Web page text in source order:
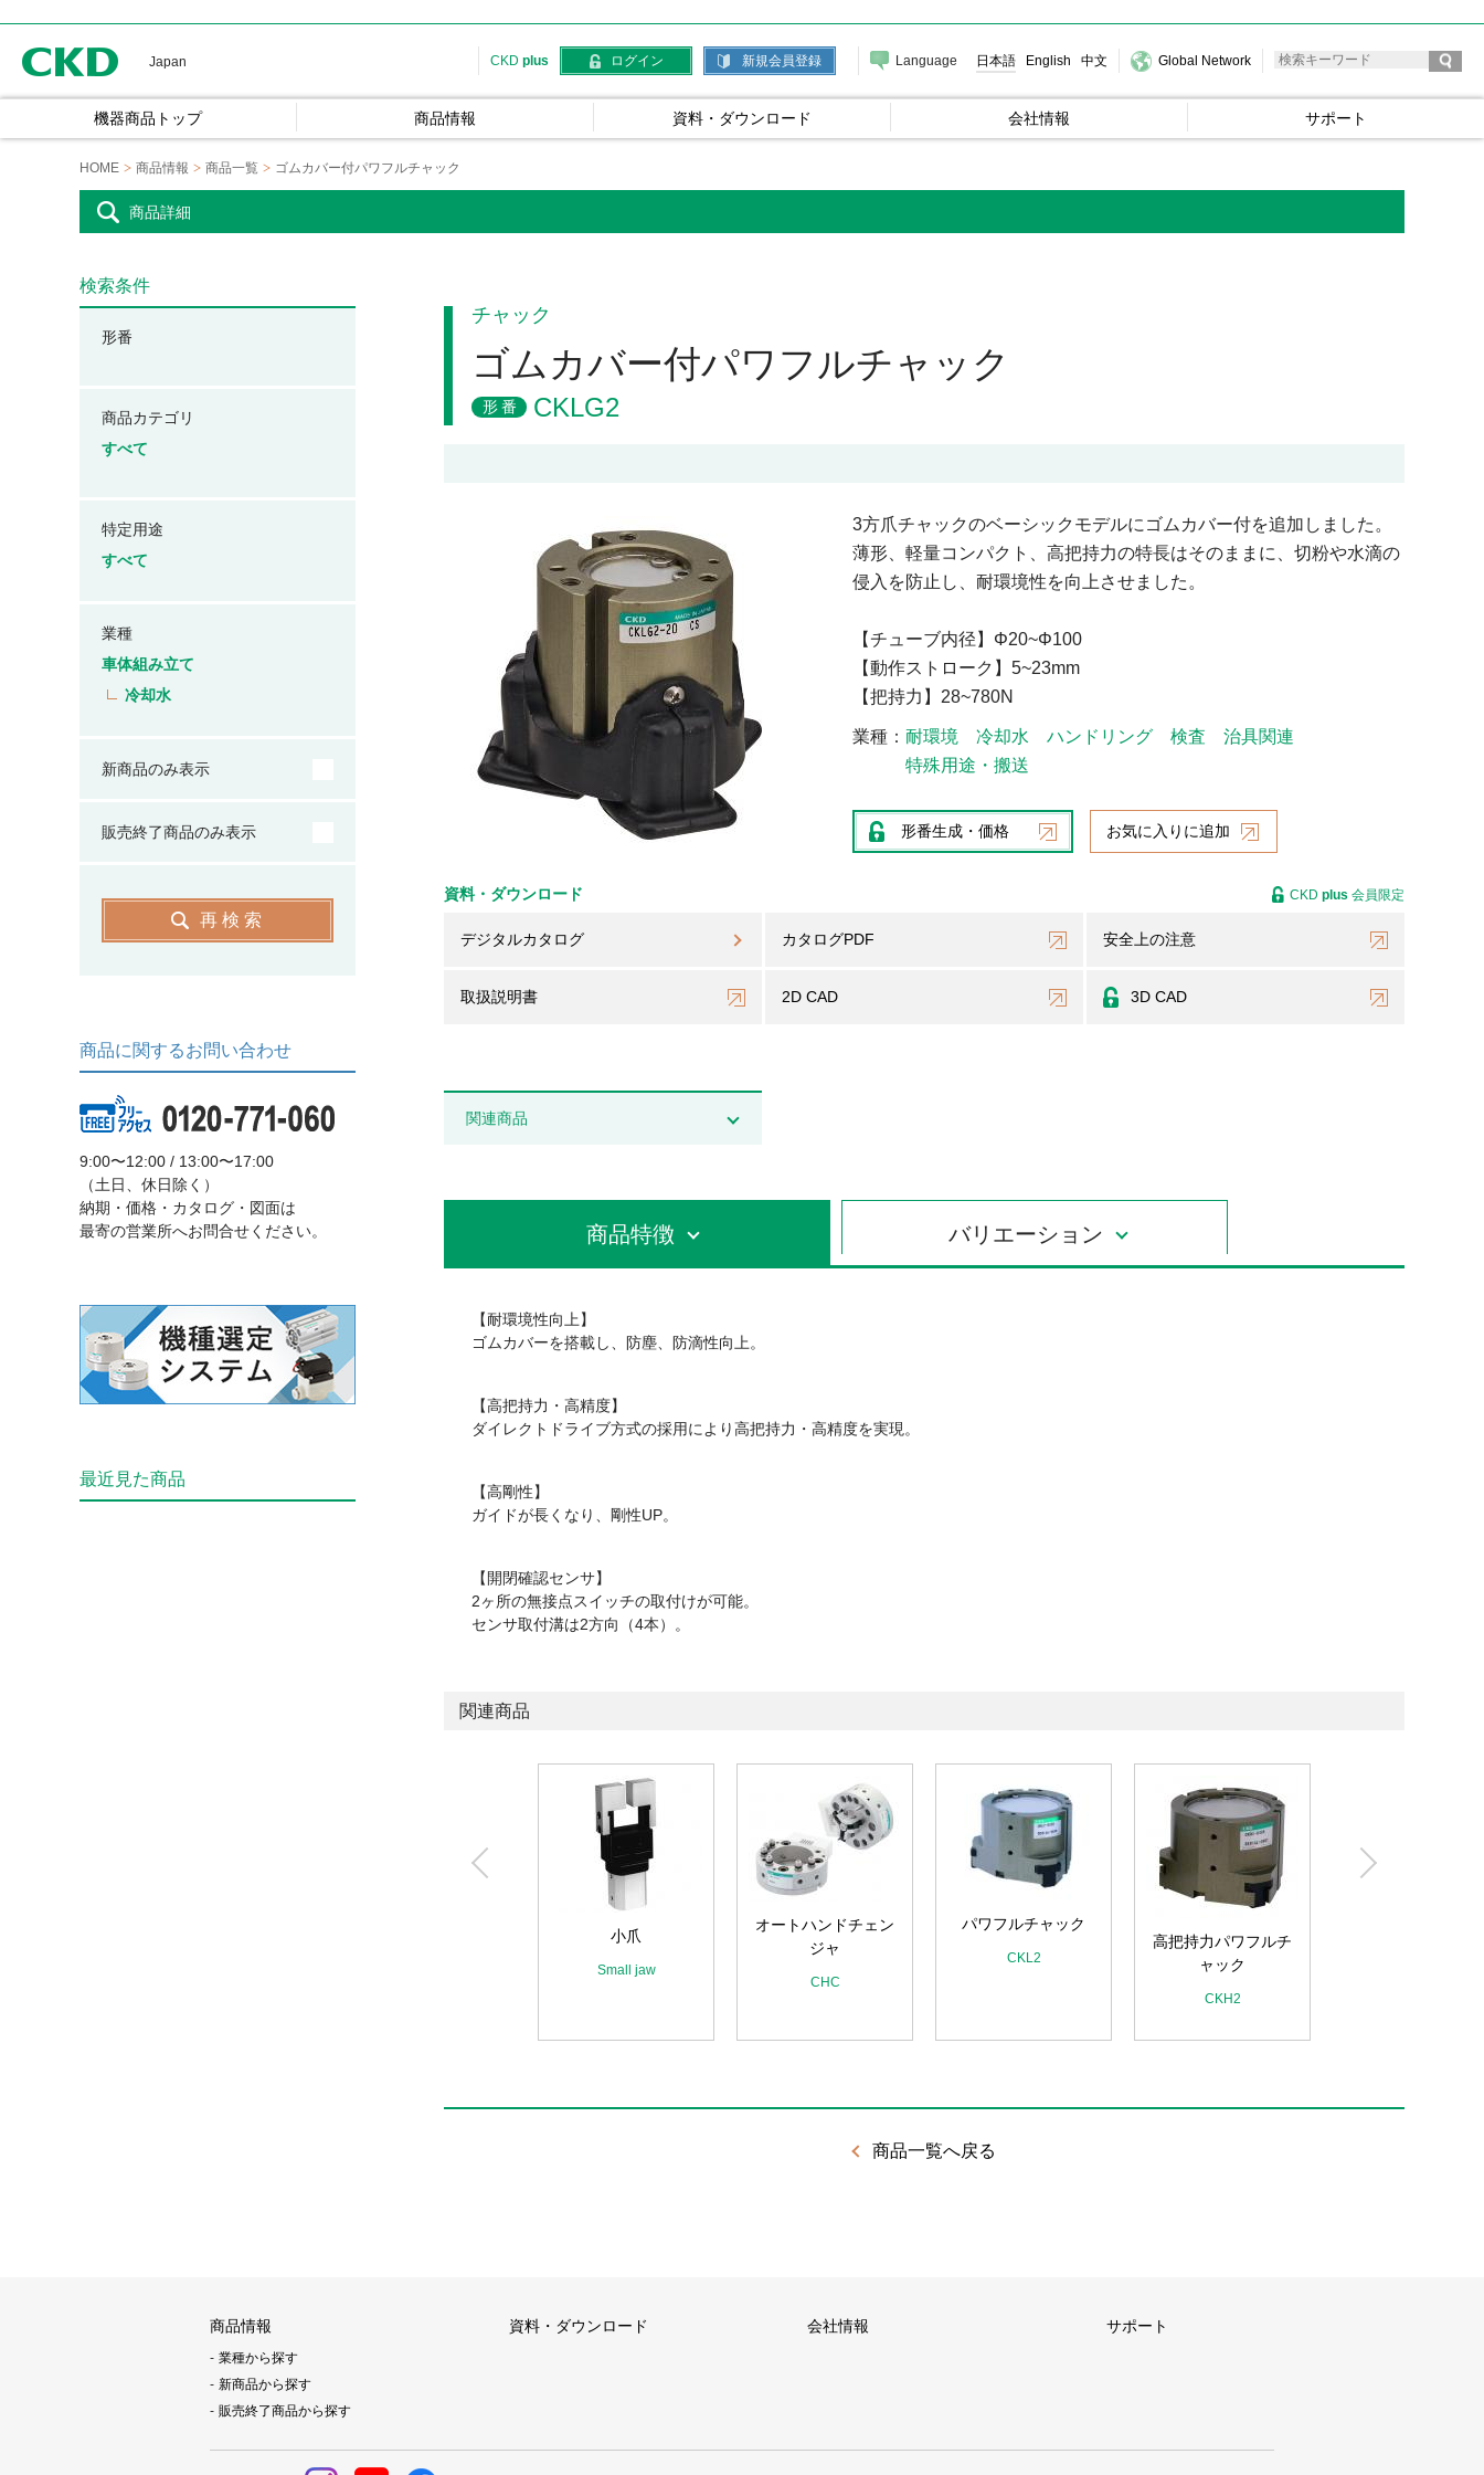
Japan CKD plus ログイン 新規会員登録 Language 日本語 English 中文 Global Network
機器商品トップ 商品情報 資料・ダウンロード 会社情報 サポート
HOME 商品情報 商品一覧 ゴムカバー付パワフルチャック
商品詳細
チャック
ゴムカバー付パワフルチャック
形番 CKLG2
3方爪チャックのベーシックモデルにゴムカバー付を追加しました。
薄形、軽量コンパクト、高把持力の特長はそのままに、切粉や水滴の
侵入を防止し、耐環境性を向上させました。
【チューブ内径】Φ20~Φ100
【動作ストローク】5~23mm
【把持力】28~780N
業種 耐環境 冷却水 ハンドリング 検査
治具関連
特殊用途・搬送
形番生成・価格 お気に入りに追加
資料・ダウンロード
デジタルカタログ カタログPDF 安全上の注意
取扱説明書 2D CAD 3D CAD
CKD plus 会員限定
関連商品
商品特徴 バリエーション
【耐環境性向上】
ゴムカバーを搭載し、防塵、防滴性向上。
【高把持力・高精度】
ダイレクトドライブ方式の採用により高把持力・高精度を実現。
【高剛性】
ガイドが長くなり、剛性UP。
【開閉確認センサ】
2ヶ所の無接点スイッチの取付けが可能。
センサ取付溝は2方向（4本）。
関連商品
小爪
Small jaw
オートハンドチェン
ジャ
CHC
パワフルチャック
CKL2
高把持力パワフルチ
ャック
CKH2
商品一覧へ戻る
検索条件
形番
商品カテゴリ
すべて
特定用途
すべて
業種
車体組み立て
冷却水
新商品のみ表示
販売終了商品のみ表示
再検索
商品に関するお問い合わせ
9:00〜12:00 / 13:00〜17:00
（土日、休日除く）
納期・価格・カタログ・図面は
最寄の営業所へお問合せください。
最近見た商品
商品情報
業種から探す
新商品から探す
販売終了商品から探す
資料・ダウンロード 会社情報 サポート